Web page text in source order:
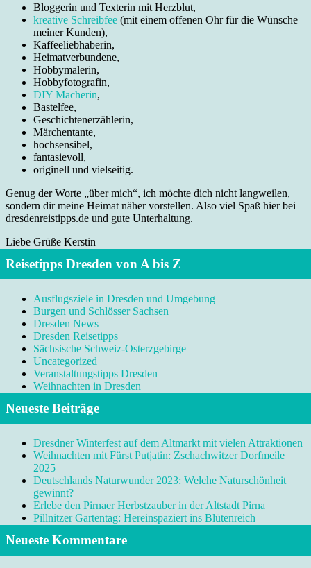
Bloggerin und Texterin mit Herzblut,
kreative Schreibfee (mit einem offenen Ohr für die Wünsche
meiner Kunden),
Kaffeeliebhaberin,
Heimatverbundene,
Hobbymalerin,
Hobbyfotografin,
DIY Macherin,
Bastelfee,
Geschichtenerzählerin,
Märchentante,
hochsensibel,
fantasievoll,
originell und vielseitig.
Genug der Worte „über mich“, ich möchte dich nicht langweilen,
sondern dir meine Heimat näher vorstellen. Also viel Spaß hier bei
dresdenreistipps.de und gute Unterhaltung.
Liebe Grüße Kerstin
Reisetipps Dresden von A bis Z
Ausflugsziele in Dresden und Umgebung
Burgen und Schlösser Sachsen
Dresden News
Dresden Reisetipps
Sächsische Schweiz-Osterzgebirge
Uncategorized
Veranstaltungstipps Dresden
Weihnachten in Dresden
Neueste Beiträge
Dresdner Winterfest auf dem Altmarkt mit vielen Attraktionen
Weihnachten mit Fürst Putjatin: Zschachwitzer Dorfmeile
2025
Deutschlands Naturwunder 2023: Welche Naturschönheit
gewinnt?
Erlebe den Pirnaer Herbstzauber in der Altstadt Pirna
Pillnitzer Gartentag: Hereinspaziert ins Blütenreich
Neueste Kommentare